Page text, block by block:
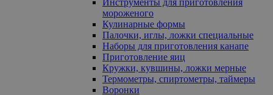
мороженого
Кулинарные формы
Палочки, иглы, ложки специальные
Наборы для приготовления канапе
Приготовление яиц
Кружки, кувшины, ложки мерные
Термометры, спиртометры, таймеры
Воронки